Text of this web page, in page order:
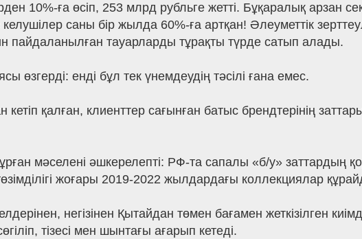
10%-ға өсіп, 253 млрд рубльге жетті. Бұқаралық арзан
саны бір жылда 60%-ға артқан! Әлеуметтік
пайдаланылған тауарларды тұрақты түрде сатып алады.
енді бұл тек үнемдеудің тәсілі ғана емес.
қалған, клиенттер сағынған батыс брендтерінің
мәселені әшкерелепті: РФ-та сапалы «б/у» заттардың
жоғары 2019-2022 жылдардағы коллекциялар
негізінен Қытайдан төмен бағамен жеткізілген
тізесі мен шынтағы ағарып кетеді.